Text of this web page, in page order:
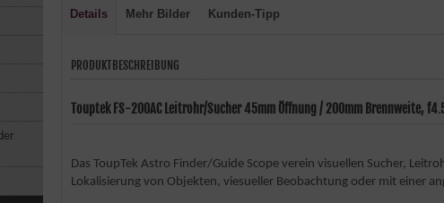
Details Mehr Bilder Kunden-Tipp
PRODUKTBESCHREIBUNG
Touptek FS-200AC Leitrohr/Sucher 45mm Öffnung / 200mm Brennweite,
Das ToupTek Astro Finder/Guide Scope verein visuellen Sucher,
Lokalisierung von Objekten, viesueller Beobachtung oder mit einer